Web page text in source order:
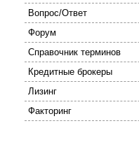
Вопрос/Ответ
Форум
Справочник терминов
Кредитные брокеры
Лизинг
Факторинг